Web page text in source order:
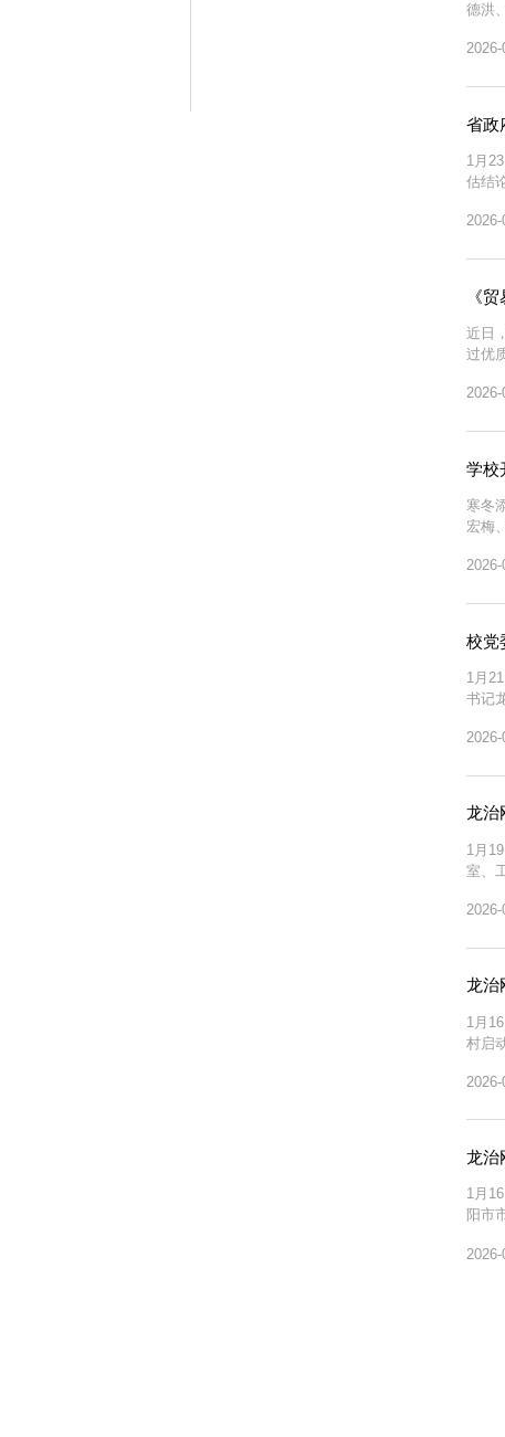
德洪
出“文
2026-
省政
1月
估结
行来
2026-
《
近日
过优
态化
2026-
学校
寒冬
宏梅
作息
2026-
校党
1月
书记
的建
2026-
龙治
1月
室、
报。
龙治
1月
村启
政治
龙治
1月
阳市
强调